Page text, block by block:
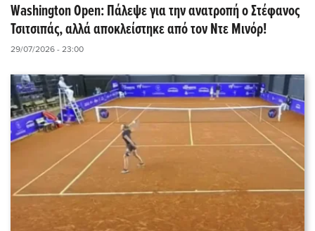
Washington Open: Πάλεψε για την ανατροπή ο Στέφανος
Τσιτσιπάς, αλλά αποκλείστηκε από τον Ντε Μινόρ!
29/07/2026 - 23:00